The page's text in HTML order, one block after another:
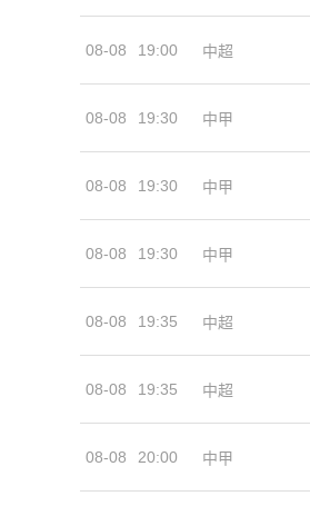
08-08 19:00 中超
08-08 19:30 中甲
08-08 19:30 中甲
08-08 19:30 中甲
08-08 19:35 中超
08-08 19:35 中超
08-08 20:00 中甲